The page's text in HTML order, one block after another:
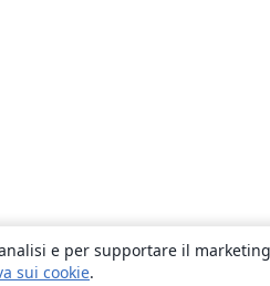
e per supportare il
sui cookie.